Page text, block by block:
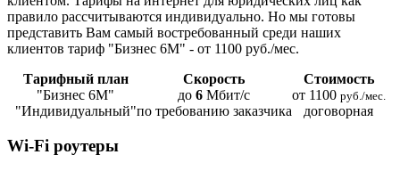
правило рассчитываются индивидуально. Но мы готовы
представить Вам самый востребованный среди наших
клиентов тариф "Бизнес 6М" - от 1100 руб./мес.
Тарифный план
Скорость
Стоимость
"Бизнес 6М"
до 6 Мбит/с от 1100 руб./мес.
"Индивидуальный"по требованию заказчика договорная
Wi-Fi роутеры